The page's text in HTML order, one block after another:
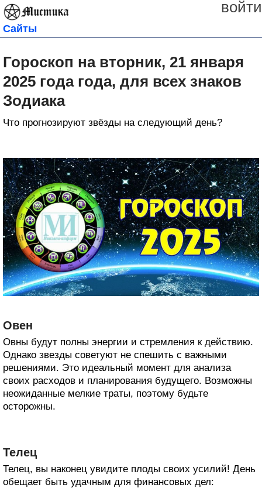
войти
Сайты
Гороскоп на вторник, 21 января
2025 года года, для всех знаков
Зодиака
Что прогнозируют звёзды на следующий день?
Овен
Овны будут полны энергии и стремления к действию.
Однако звезды советуют не спешить с важными
решениями. Это идеальный момент для анализа
своих расходов и планирования будущего. Возможны
неожиданные мелкие траты, поэтому будьте
осторожны.
Телец
Телец, вы наконец увидите плоды своих усилий! День
обещает быть удачным для финансовых дел: